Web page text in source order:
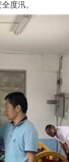
度汛。